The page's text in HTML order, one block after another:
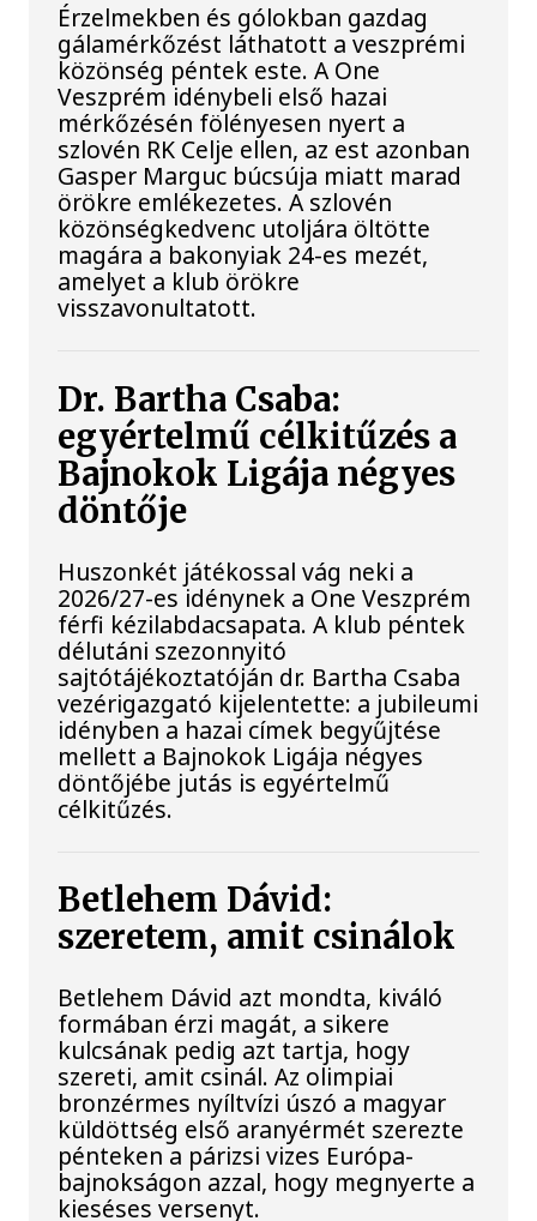
Érzelmekben és gólokban gazdag
gálamérkőzést láthatott a veszprémi
közönség péntek este. A One
Veszprém idénybeli első hazai
mérkőzésén fölényesen nyert a
szlovén RK Celje ellen, az est azonban
Gasper Marguc búcsúja miatt marad
örökre emlékezetes. A szlovén
közönségkedvenc utoljára öltötte
magára a bakonyiak 24-es mezét,
amelyet a klub örökre
visszavonultatott.
Dr. Bartha Csaba:
egyértelmű célkitűzés a
Bajnokok Ligája négyes
döntője
Huszonkét játékossal vág neki a
2026/27-es idénynek a One Veszprém
férfi kézilabdacsapata. A klub péntek
délutáni szezonnyitó
sajtótájékoztatóján dr. Bartha Csaba
vezérigazgató kijelentette: a jubileumi
idényben a hazai címek begyűjtése
mellett a Bajnokok Ligája négyes
döntőjébe jutás is egyértelmű
célkitűzés.
Betlehem Dávid:
szeretem, amit csinálok
Betlehem Dávid azt mondta, kiváló
formában érzi magát, a sikere
kulcsának pedig azt tartja, hogy
szereti, amit csinál. Az olimpiai
bronzérmes nyíltvízi úszó a magyar
küldöttség első aranyérmét szerezte
pénteken a párizsi vizes Európa-
bajnokságon azzal, hogy megnyerte a
kieséses versenyt.